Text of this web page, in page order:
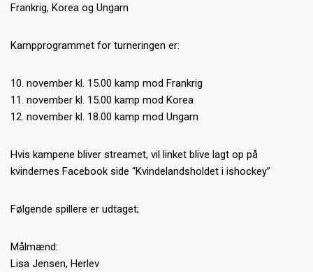
Frankrig, Korea og Ungarn
Kampprogrammet for turneringen er:
10. november kl. 15.00 kamp mod Frankrig
11. november kl. 15.00 kamp mod Korea
12. november kl. 18.00 kamp mod Ungarn
Hvis kampene bliver streamet, vil linket blive lagt op på
kvindernes Facebook side “Kvindelandsholdet i ishockey”
Følgende spillere er udtaget;
Målmænd:
Lisa Jensen, Herlev